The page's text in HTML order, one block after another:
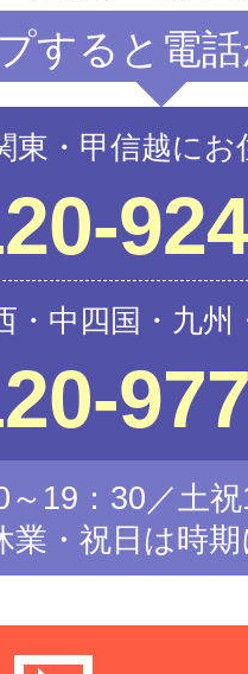
すると電
東・甲信越に
・中四国・九
～19：30／土
業・祝日は時